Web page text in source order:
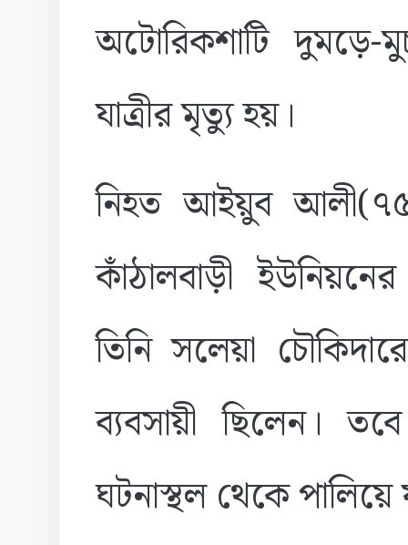
অটোরিকশাটি
যাত্রীর মৃত্যু হয়।
নিহত আইয়ুব
কাঁঠালবাড়ী
তিনি সলেয়া
ব্যবসায়ী ছিলেন।
ঘটনাস্থল থেকে পালিয়ে